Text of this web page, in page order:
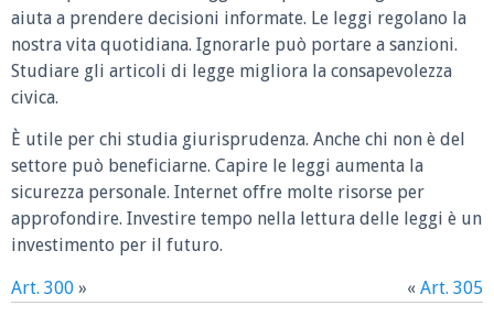
aiuta a prendere decisioni informate. Le leggi regolano la
nostra vita quotidiana. Ignorarle può portare a sanzioni.
Studiare gli articoli di legge migliora la consapevolezza
civica.
È utile per chi studia giurisprudenza. Anche chi non è del
settore può beneficiarne. Capire le leggi aumenta la
sicurezza personale. Internet offre molte risorse per
approfondire. Investire tempo nella lettura delle leggi è un
investimento per il futuro.
Art. 300 » « Art. 305